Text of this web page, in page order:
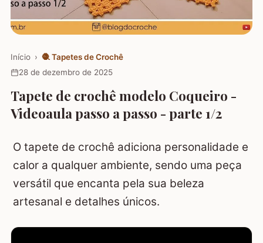
Início › 🧶 Tapetes de Crochê
28 de dezembro de 2025
Tapete de crochê modelo Coqueiro -
Videoaula passo a passo - parte 1/2
O tapete de crochê adiciona personalidade e
calor a qualquer ambiente, sendo uma peça
versátil que encanta pela sua beleza
artesanal e detalhes únicos.